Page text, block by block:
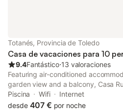
Totanés, Provincia de Toledo
Casa de vacaciones para 10
9.4Fantástico⋅13 valoraciones
Featuring air-conditioned
garden view and a balcony, Casa
Totanés. This property offers
parking and free WiFi.
Piscina Wifi
Internet
desde 407 € por noche